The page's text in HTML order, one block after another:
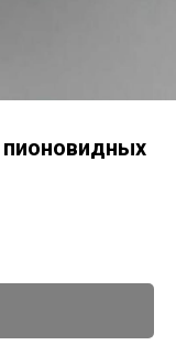
пионовидных